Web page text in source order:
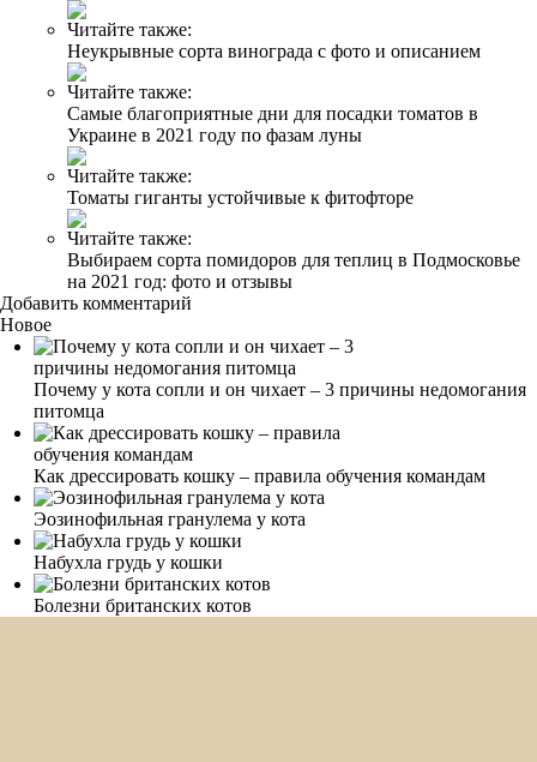
Читайте также:
Неукрывные сорта винограда с фото и описанием
Читайте также:
Самые благоприятные дни для посадки томатов в
Украине в 2021 году по фазам луны
Читайте также:
Томаты гиганты устойчивые к фитофторе
Читайте также:
Выбираем сорта помидоров для теплиц в Подмосковье
на 2021 год: фото и отзывы
Добавить комментарий
Новое
Почему у кота сопли и он чихает – 3 причины недомогания
питомца
Как дрессировать кошку – правила обучения командам
Эозинофильная гранулема у кота
Набухла грудь у кошки
Болезни британских котов